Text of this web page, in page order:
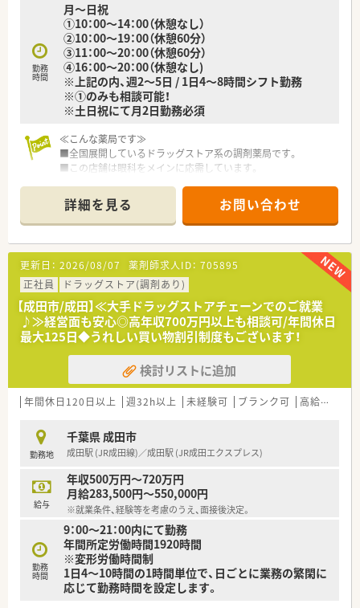
【想定される業務内容】
■門前の眼科クリニックからの処方箋調剤を中心に、鑑査や服薬
指導、薬歴管理といった調剤薬剤師としての基本業務を担当しま
す。
■調剤併設型店舗のためOTC医薬品の販売や相談対応も行い、薬
のプロとして患者様のセルフメディケーションを幅広くサポー
トします。
■将来的には在宅業務や、施設への訪問対応など、地域医療に深
ます。
勤務
時間
月～日祝
①10：00～14：00（休憩なし）
②10：00～19：00（休憩60分）
③11：00～20：00（休憩60分）
④16：00～20：00（休憩なし)
※上記の内、週2～5日 / 1日4～8時間シフト勤務
※①のみも相談可能！
※土日祝にて月2日勤務必須
≪こんな薬局です≫
■全国展開しているドラッグストア系の調剤薬局です。
■この店舗は眼科をメインに応需しています。
詳細を見る お問い合わせ
更新日： 2026/08/07 薬剤師求人ID： 705895
正社員
ドラッグストア(調剤あり)
【成田市/成田】≪大手ドラッグストアチェーンでのご就業
♪≫経営面も安心◎高年収700万円以上も相談可/年間休日
最大125日◆うれしい買い物割引制度もございます！
検討リストに追加
年間休日120日以上 週32h以上 未経験可 ブランク可 高給与(600万円以上)
勤務地
千葉県 成田市
成田駅 (JR成田線)／成田駅 (JR成田エクスプレス)
給与
年収500万円～720万円
月給283,500円～550,000円
※就業条件、経験等を考慮のうえ、面接後決定。
勤務
時間
9：00～21：00内にて勤務
年間所定労働時間1920時間
※変形労働時間制
1日4～10時間の1時間単位で、日ごとに業務の繁閑に
応じて勤務時間を設定します。